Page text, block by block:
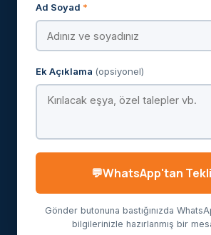
Ad Soyad *
Ek Açıklama (opsiyonel)
WhatsApp'tan
Gönder butonuna bastığınızda
bilgilerinizle hazırlanmış bir